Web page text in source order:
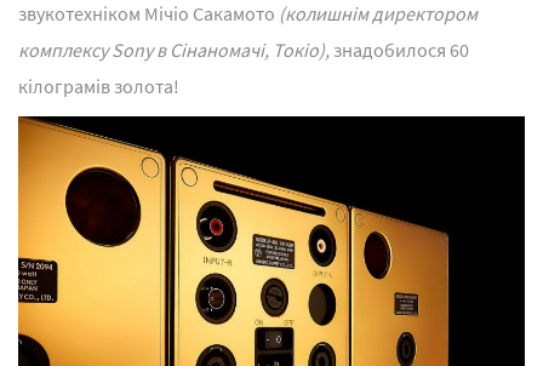
звукотехніком Мічіо Сакамото (колишнім директором
комплексу Sony в Сінаномачі, Токіо), знадобилося 60
кілограмів золота!